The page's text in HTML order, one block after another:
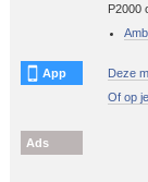
P2000
App
Deze
Of op
Ads